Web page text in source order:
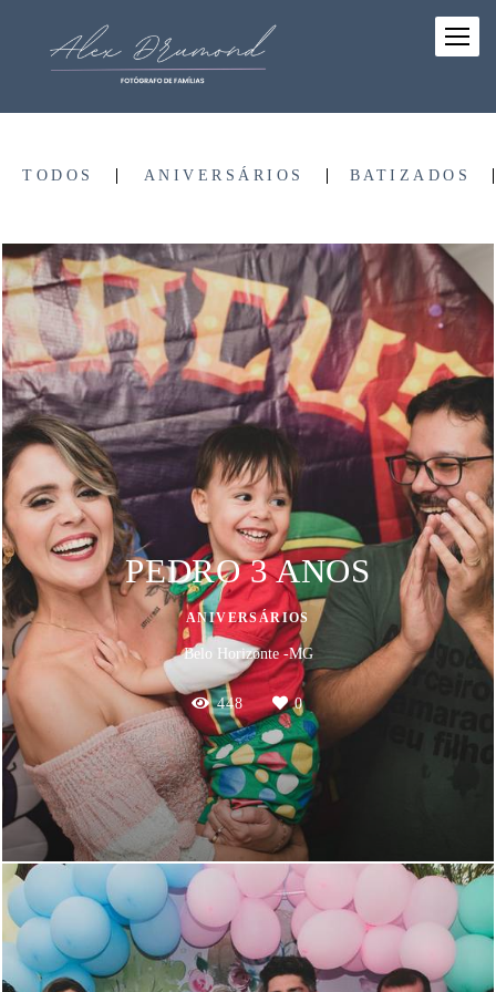
TODOS ANIVERSÁRIOS BATIZADOS
PEDRO 3 ANOS
ANIVERSÁRIOS
Belo Horizonte -MG
448 0